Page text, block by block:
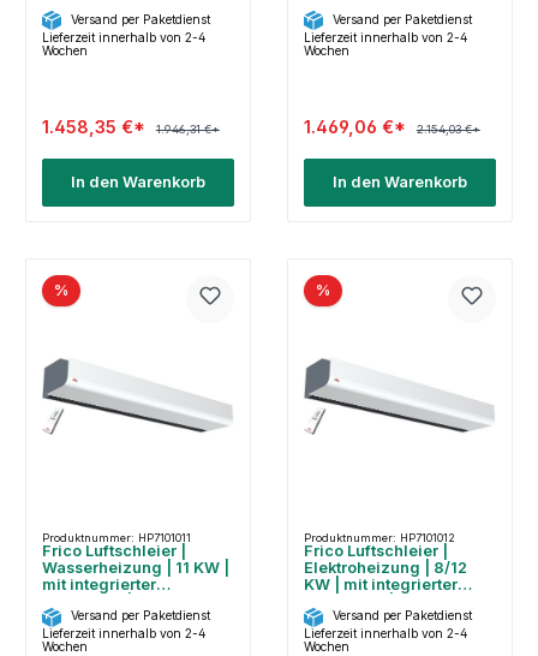
Versand per Paketdienst
Lieferzeit innerhalb von 2-4
Wochen
1.458,35 €* 1.946,31 €*
In den Warenkorb
Versand per Paketdienst
Lieferzeit innerhalb von 2-4
Wochen
1.469,06 €* 2.154,03 €*
In den Warenkorb
%
Produktnummer: HP7101011
Frico Luftschleier |
Wasserheizung | 11 KW |
mit integrierter
Versand per Paketdienst
Lieferzeit innerhalb von 2-4
Wochen
%
Produktnummer: HP7101012
Frico Luftschleier |
Elektroheizung | 8/12
KW | mit integrierter
Versand per Paketdienst
Lieferzeit innerhalb von 2-4
Wochen